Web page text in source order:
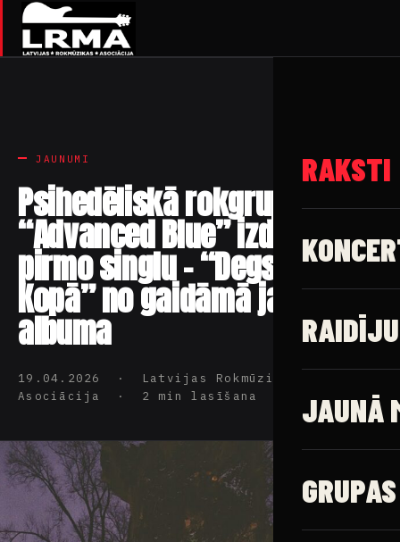
RAKSTI
JAUNĀ
GRUPAS
JAUNUMI
Psihedēliskā rokgrupa
“Advanced Blue” izdod
pirmo singlu – “Degsim
Kopā” no gaidāmā jaunā
albuma
19.04.2026 · Latvijas Rokmūzikas
Asociācija · 2 min lasīšana